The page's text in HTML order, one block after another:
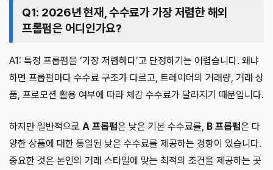
Q1: 2026년 현재, 수수료가 가장 저렴한 해외
프롭펌은 어디인가요?
A1: 특정 프롭펌을 ‘가장 저렴하다’고 단정하기는 어렵습니다. 왜냐
하면 프롭펌마다 수수료 구조가 다르고, 트레이더의 거래량, 거래 상
품, 프로모션 활용 여부에 따라 체감 수수료가 달라지기 때문입니다.
하지만 일반적으로 A 프롭펌은 낮은 기본 수수료를, B 프롭펌은 다
양한 상품에 대한 통일된 낮은 수수료를 제공하는 경향이 있습니다.
중요한 것은 본인의 거래 스타일에 맞는 최적의 조건을 제공하는 곳